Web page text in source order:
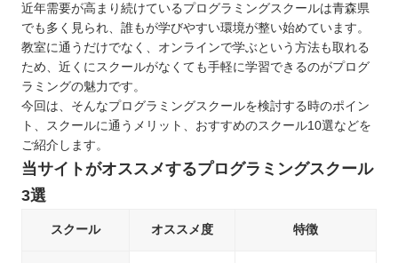
近年需要が高まり続けているプログラミングスクールは青森県
でも多く見られ、誰もが学びやすい環境が整い始めています。
教室に通うだけでなく、オンラインで学ぶという方法も取れる
ため、近くにスクールがなくても手軽に学習できるのがプログ
ラミングの魅力です。
今回は、そんなプログラミングスクールを検討する時のポイン
ト、スクールに通うメリット、おすすめのスクール10選などを
ご紹介します。
当サイトがオススメするプログラミングスクール
3選
スクール オススメ度 特徴